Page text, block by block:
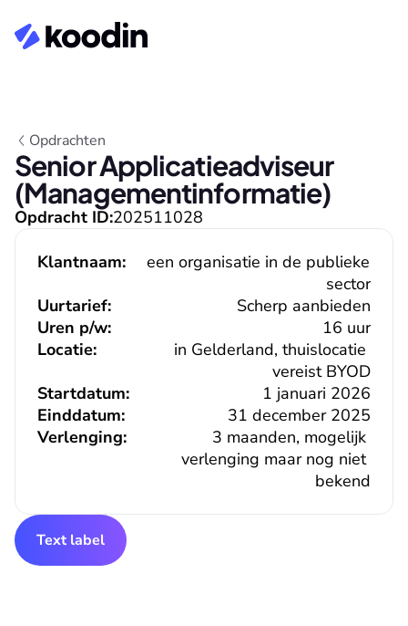
Opdrachten
Senior Applicatieadviseur
(Managementinformatie)
Opdracht ID:202511028
Klantnaam:
een organisatie in de publieke
sector
Uurtarief:
Scherp aanbieden
16 uur
Uren p/w:
Locatie:
in Gelderland, thuislocatie
vereist BYOD
Verlenging:
3 maanden, mogelijk
verlenging maar nog niet
bekend
Einddatum: 31 december 2025
Startdatum: 1 januari 2026
Text label